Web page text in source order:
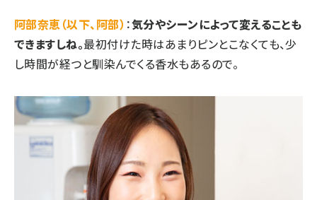
阿部奈恵（以下、阿部） ：気分やシーンによって変えることも
できますしね。最初付けた時はあまりピンとこなくても、少
し時間が経つと馴染んでくる香水もあるので。